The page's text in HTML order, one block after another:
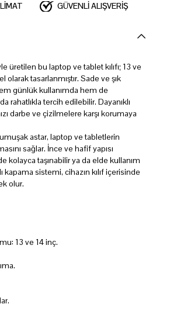
GÜVENLİ ALIŞVERİŞ
üretilen bu laptop ve tablet kılıfı; 13 ve
olarak tasarlanmıştır. Sade ve şık
günlük kullanımda hem de
rahatlıkla tercih edilebilir. Dayanıklı
darbe ve çizilmelere karşı korumaya
astar, laptop ve tabletlerin
sağlar. İnce ve hafif yapısı
kolayca taşınabilir ya da elde kullanım
kapama sistemi, cihazın kılıf içerisinde
olur.
13 ve 14 inç.